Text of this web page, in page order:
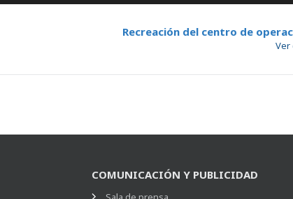
Recreación del centro de
Ver
COMUNICACIÓN Y PUBLICIDAD